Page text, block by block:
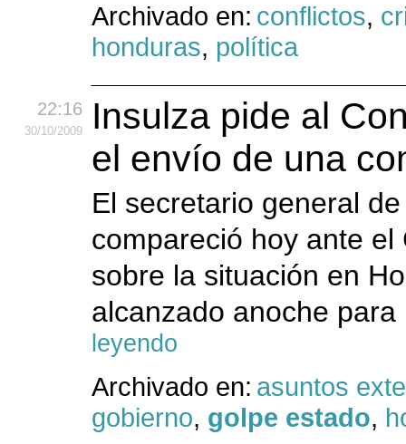
Archivado en: conflictos,
honduras, política
22:16
30/10/2009
Insulza pide al
el envío de una
El secretario general
compareció hoy ante
sobre la situación en
alcanzado anoche
leyendo
Archivado en: asuntos
gobierno, golpe estado,